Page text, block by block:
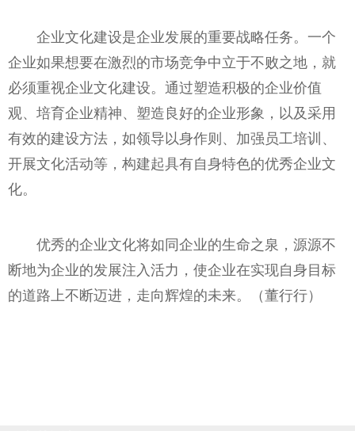
企业文化建设是企业发展的重要战略任务。一个
企业如果想要在激烈的市场竞争中立于不败之地，就
必须重视企业文化建设。通过塑造积极的企业价值
观、培育企业精神、塑造良好的企业形象，以及采用
有效的建设方法，如领导以身作则、加强员工培训、
开展文化活动等，构建起具有自身特色的优秀企业文
化。
优秀的企业文化将如同企业的生命之泉，源源不
断地为企业的发展注入活力，使企业在实现自身目标
的道路上不断迈进，走向辉煌的未来。（董行行）